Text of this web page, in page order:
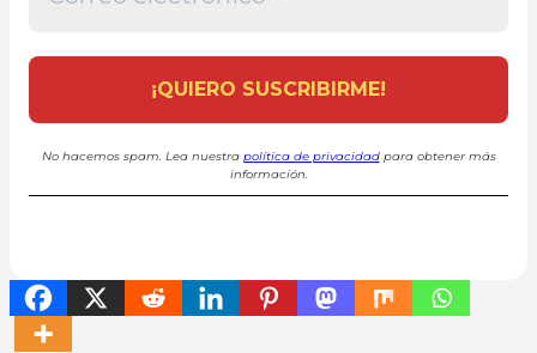
No hacemos spam. Lea nuestra política de privacidadpara obtener más
información.